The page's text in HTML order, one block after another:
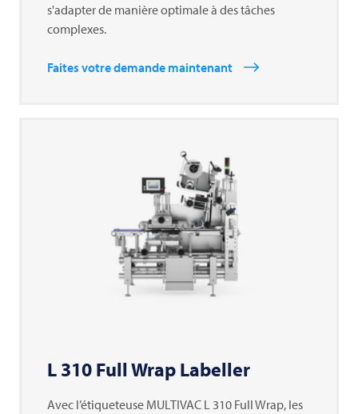
s'adapter de manière optimale à des tâches
complexes.
Faites votre demande maintenant
L 310 Full Wrap Labeller
Avec l’étiqueteuse MULTIVAC L 310 Full Wrap, les